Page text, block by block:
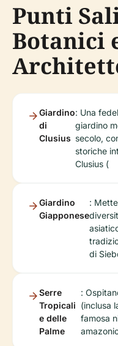
Punti
Botanici
Giardino
di
Clusius
: Una
giardino
secolo,
storiche
Clusius (
Giardino
Giapponese
:
di
Serre
Tropicali
e delle
Palme
:
(inclusa
famosa